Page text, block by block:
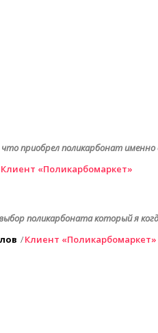
что приобрел поликарбонат
Клиент «Поликарбомаркет»
поликарбоната который я
Клиент «Поликарбомаркет»